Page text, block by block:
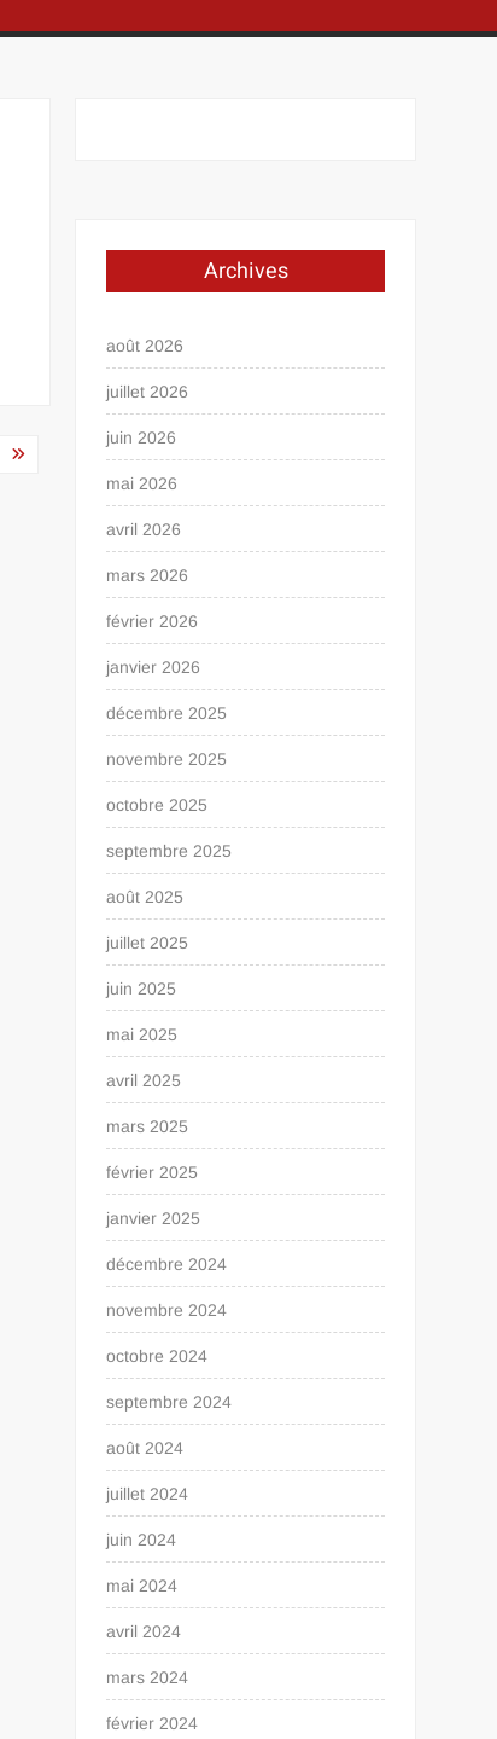
Archives
août 2026
juillet 2026
juin 2026
mai 2026
avril 2026
mars 2026
février 2026
janvier 2026
décembre 2025
novembre 2025
octobre 2025
septembre 2025
août 2025
juillet 2025
juin 2025
mai 2025
avril 2025
mars 2025
février 2025
janvier 2025
décembre 2024
novembre 2024
octobre 2024
septembre 2024
août 2024
juillet 2024
juin 2024
mai 2024
avril 2024
mars 2024
février 2024